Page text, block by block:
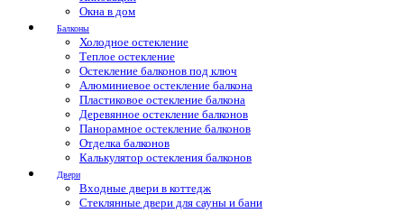
Окна в дом
Балконы
Холодное остекление
Теплое остекление
Остекление балконов под ключ
Алюминиевое остекление балкона
Пластиковое остекление балкона
Деревянное остекление балконов
Панорамное остекление балконов
Отделка балконов
Калькулятор остекления балконов
Двери
Входные двери в коттедж
Стеклянные двери для сауны и бани